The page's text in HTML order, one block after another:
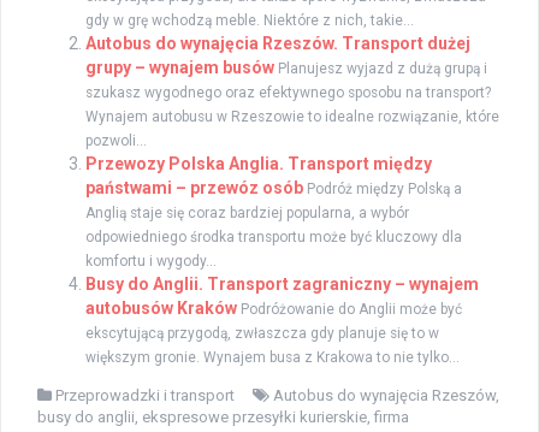
gdy w grę wchodzą meble. Niektóre z nich, takie...
Autobus do wynajęcia Rzeszów. Transport dużej
grupy – wynajem busów Planujesz wyjazd z dużą grupą i
szukasz wygodnego oraz efektywnego sposobu na transport?
Wynajem autobusu w Rzeszowie to idealne rozwiązanie, które
pozwoli...
Przewozy Polska Anglia. Transport między
państwami – przewóz osób Podróż między Polską a
Anglią staje się coraz bardziej popularna, a wybór
odpowiedniego środka transportu może być kluczowy dla
komfortu i wygody...
Busy do Anglii. Transport zagraniczny – wynajem
autobusów Kraków Podróżowanie do Anglii może być
ekscytującą przygodą, zwłaszcza gdy planuje się to w
większym gronie. Wynajem busa z Krakowa to nie tylko...
Przeprowadzki i transport Autobus do wynajęcia Rzeszów,
busy do anglii, ekspresowe przesyłki kurierskie,firma